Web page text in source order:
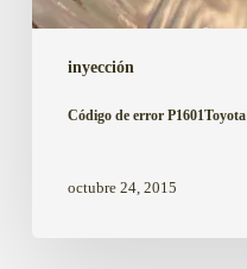
inyección
Código de error P1601Toyota
octubre 24, 2015